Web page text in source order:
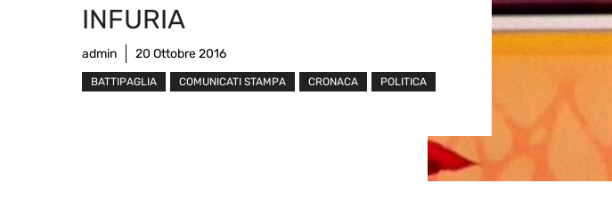
INFURIA
admin 20 Ottobre 2016
BATTIPAGLIA COMUNICATI STAMPA CRONACA POLITICA